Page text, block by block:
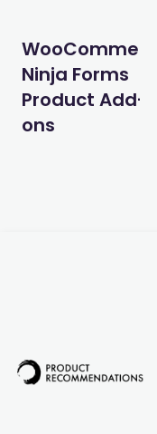
WooCommerce
Ninja Forms
Product Add-
ons